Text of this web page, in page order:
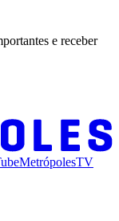
e receber
MetrópolesTV